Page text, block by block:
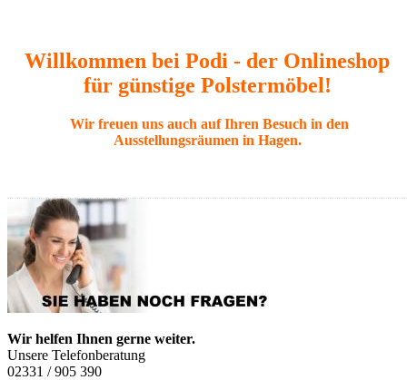
Willkommen bei Podi - der Onlineshop
für günstige Polstermöbel!
Wir freuen uns auch auf Ihren Besuch in den
Ausstellungsräumen in Hagen.
Wir helfen Ihnen gerne weiter.
Unsere Telefonberatung
02331 / 905 390